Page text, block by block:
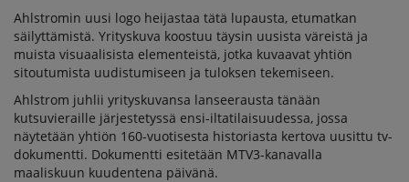
Ahlstromin uusi logo heijastaa tätä lupausta, etumatkan
säilyttämistä. Yrityskuva koostuu täysin uusista väreistä ja
muista visuaalisista elementeistä, jotka kuvaavat yhtiön
sitoutumista uudistumiseen ja tuloksen tekemiseen.
Ahlstrom juhlii yrityskuvansa lanseerausta tänään
kutsuvieraille järjestetyssä ensi-iltatilaisuudessa, jossa
näytetään yhtiön 160-vuotisesta historiasta kertova uusittu tv-
dokumentti. Dokumentti esitetään MTV3-kanavalla
maaliskuun kuudentena päivänä.